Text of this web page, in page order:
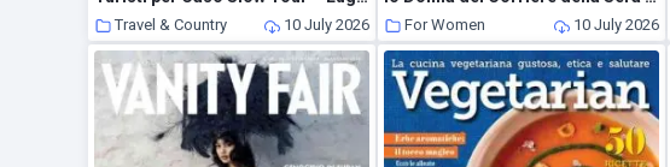
Travel & Country 10 July 2026 For Women 10 July 2026